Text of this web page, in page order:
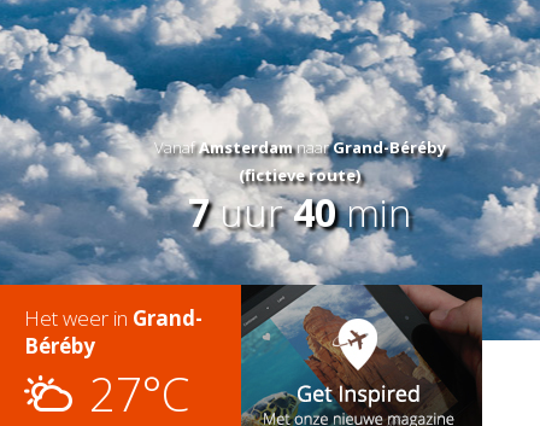
VanafAmsterdamnaarGrand-Béréby
(fictieve route)
7uur40min
Het weer in Grand-
Béréby
27°C